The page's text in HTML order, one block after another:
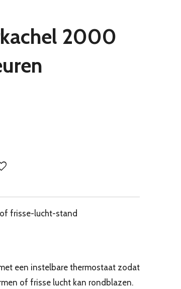
2000
frisse-lucht-stand
een instelbare thermostaat zodat
of frisse lucht kan rondblazen.